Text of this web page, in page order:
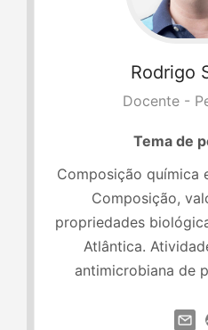
Rodrigo
Docente -
Tema de
Composição química
Composição,
propriedades
Atlântica.
antimicrobiana de